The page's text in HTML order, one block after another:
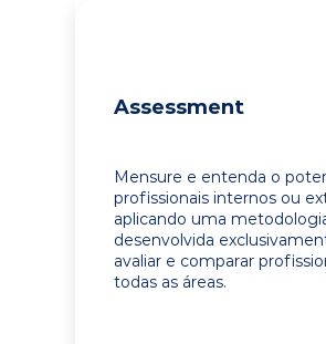
Assessment
Mensure e entenda o
profissionais internos ou
aplicando uma
desenvolvida
avaliar e comparar
todas as áreas.